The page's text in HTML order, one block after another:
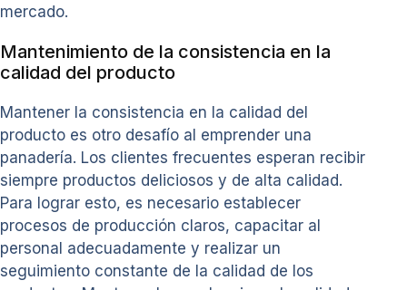
mercado.
Mantenimiento de la consistencia en la
calidad del producto
Mantener la consistencia en la calidad del
producto es otro desafío al emprender una
panadería. Los clientes frecuentes esperan recibir
siempre productos deliciosos y de alta calidad.
Para lograr esto, es necesario establecer
procesos de producción claros, capacitar al
personal adecuadamente y realizar un
seguimiento constante de la calidad de los